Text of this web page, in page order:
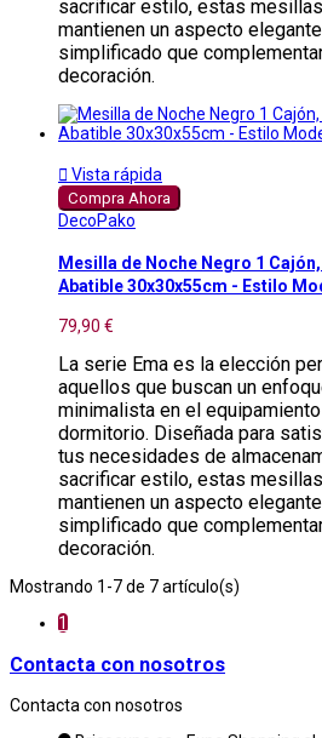
sacrificar estilo, estas
mantienen un aspecto
simplificado que
decoración.
 Vista rápida
Compra Ahora
DecoPako
Mesilla de Noche Negro 1
Abatible 30x30x55cm - Estilo
79,90 €
La serie Ema es la elección
aquellos que buscan un
minimalista en el
dormitorio. Diseñada para
tus necesidades de
sacrificar estilo, estas
mantienen un aspecto
simplificado que
decoración.
Mostrando 1-7 de 7 artículo(s)
1
Contacta con nosotros
Contacta con nosotros